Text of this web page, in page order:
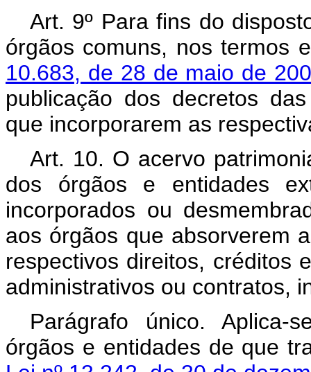
Art. 9º Para fins do
órgãos comuns, nos termos
10.683, de 28 de maio de
publicação dos decretos
que incorporarem as
Art. 10. O acervo
dos órgãos e entidades
incorporados ou
aos órgãos que absorverem
respectivos direitos, créditos
administrativos ou contratos,
Parágrafo único. Aplica-
órgãos e entidades de que